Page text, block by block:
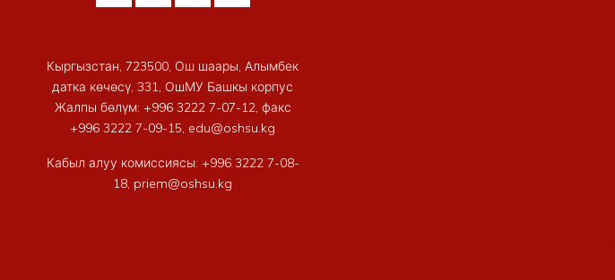
Кыргызстан, 723500, Ош шаары, Алымбек
датка көчөсү, 331, ОшМУ Башкы корпус
Жалпы бөлүм: +996 3222 7-07-12, факс
+996 3222 7-09-15, edu@oshsu.kg
Кабыл алуу комиссиясы: +996 3222 7-08-
18, priem@oshsu.kg